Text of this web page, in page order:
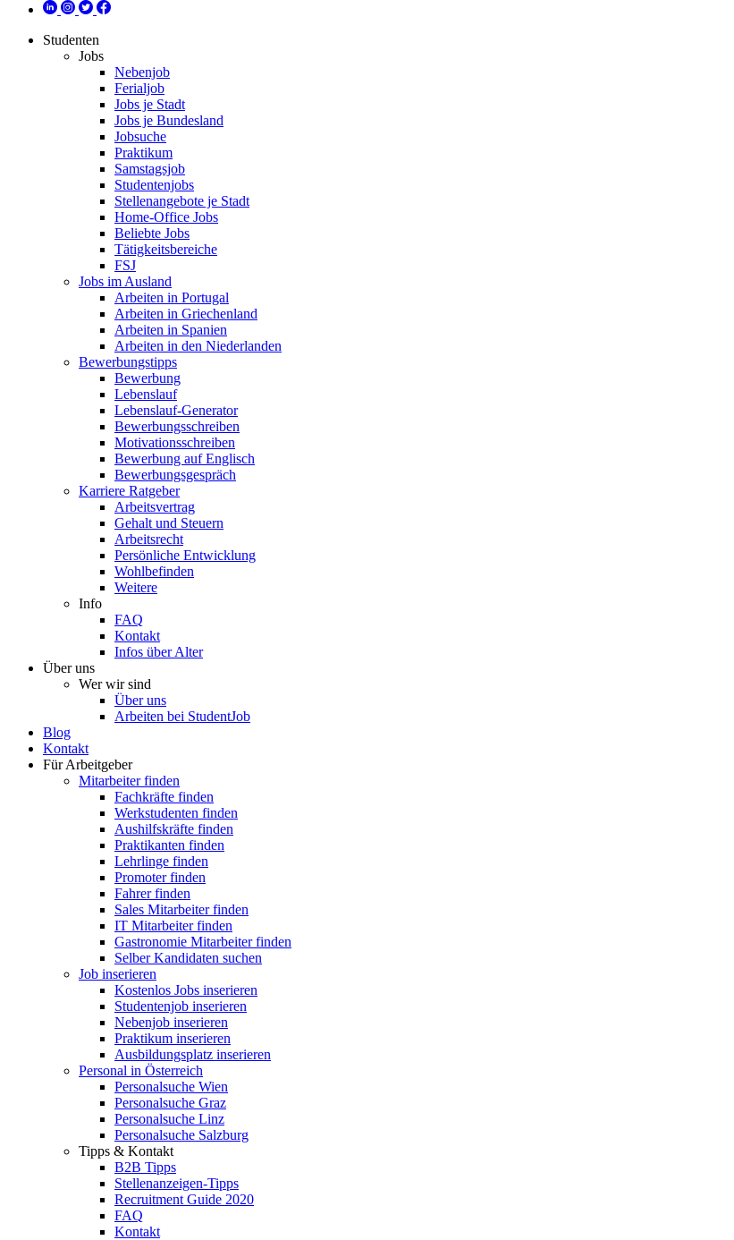
Studenten
Jobs
Nebenjob
Ferialjob
Jobs je Stadt
Jobs je Bundesland
Jobsuche
Praktikum
Samstagsjob
Studentenjobs
Stellenangebote je Stadt
Home-Office Jobs
Beliebte Jobs
Tätigkeitsbereiche
FSJ
Jobs im Ausland
Arbeiten in Portugal
Arbeiten in Griechenland
Arbeiten in Spanien
Arbeiten in den Niederlanden
Bewerbungstipps
Bewerbung
Lebenslauf
Lebenslauf-Generator
Bewerbungsschreiben
Motivationsschreiben
Bewerbung auf Englisch
Bewerbungsgespräch
Karriere Ratgeber
Arbeitsvertrag
Gehalt und Steuern
Arbeitsrecht
Persönliche Entwicklung
Wohlbefinden
Weitere
Info
FAQ
Kontakt
Infos über Alter
Über uns
Wer wir sind
Über uns
Arbeiten bei StudentJob
Blog
Kontakt
Für Arbeitgeber
Mitarbeiter finden
Fachkräfte finden
Werkstudenten finden
Aushilfskräfte finden
Praktikanten finden
Lehrlinge finden
Promoter finden
Fahrer finden
Sales Mitarbeiter finden
IT Mitarbeiter finden
Gastronomie Mitarbeiter finden
Selber Kandidaten suchen
Job inserieren
Kostenlos Jobs inserieren
Studentenjob inserieren
Nebenjob inserieren
Praktikum inserieren
Ausbildungsplatz inserieren
Personal in Österreich
Personalsuche Wien
Personalsuche Graz
Personalsuche Linz
Personalsuche Salzburg
Tipps & Kontakt
B2B Tipps
Stellenanzeigen-Tipps
Recruitment Guide 2020
FAQ
Kontakt